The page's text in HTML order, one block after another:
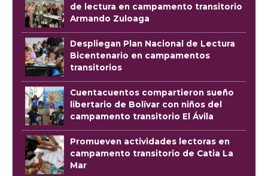
de lectura en campamento transitorio
Armando Zuloaga
Despliegan Plan Nacional de Lectura
Bicentenario en campamentos
transitorios
Cuentacuentos compartieron sueño
libertario de Bolívar con niños del
campamento transitorio El Ávila
Promueven actividades lectoras en
campamento transitorio de Catia La
Mar